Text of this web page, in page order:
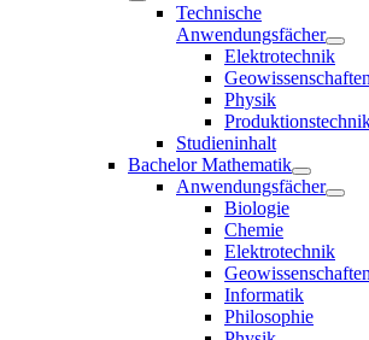
Technische
Anwendungsfächer
Elektrotechnik
Physik
Studieninhalt
Bachelor Mathematik
Anwendungsfächer
Biologie
Chemie
Elektrotechnik
Informatik
Philosophie